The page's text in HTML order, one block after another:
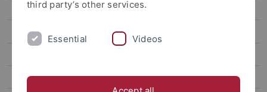
Die Mitglieder der JAV
Ausbildungslexikon
AusbilderInnen-Infos
third party’s other services.
Essential Videos